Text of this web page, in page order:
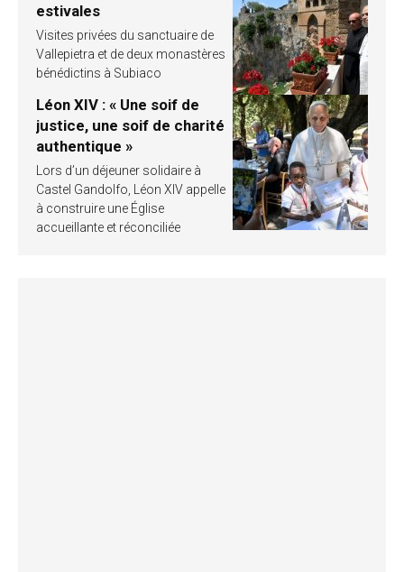
estivales
Visites privées du sanctuaire de
Vallepietra et de deux monastères
bénédictins à Subiaco
Léon XIV : « Une soif de
justice, une soif de charité
authentique »
Lors d’un déjeuner solidaire à
Castel Gandolfo, Léon XIV appelle
à construire une Église
accueillante et réconciliée